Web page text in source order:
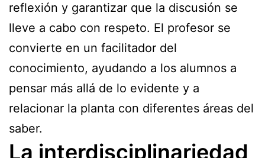
reflexión y garantizar que la discusión se
lleve a cabo con respeto. El profesor se
convierte en un facilitador del
conocimiento, ayudando a los alumnos a
pensar más allá de lo evidente y a
relacionar la planta con diferentes áreas del
saber.
La interdisciplinariedad